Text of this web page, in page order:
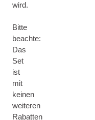
wird.
Bitte
beachte:
Das
Set
ist
mit
keinen
weiteren
Rabatten